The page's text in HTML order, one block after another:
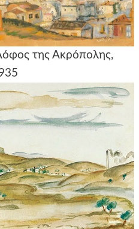
της Ακρόπολης,